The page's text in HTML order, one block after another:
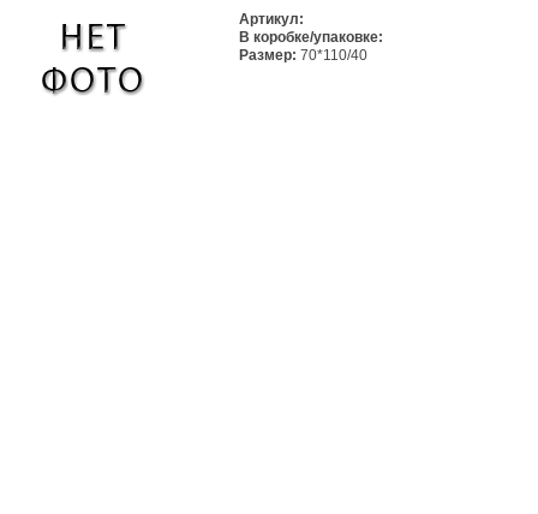
Артикул:
В коробке/упаковке:
Размер: 70*110/40